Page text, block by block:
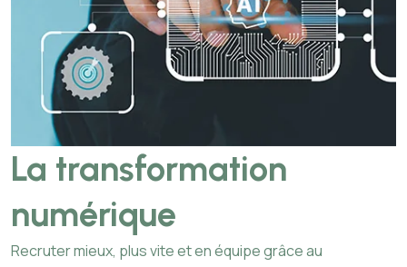
La transformation
numérique
Recruter mieux, plus vite et en équipe grâce au